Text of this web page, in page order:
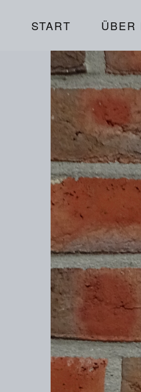
START ÜBER